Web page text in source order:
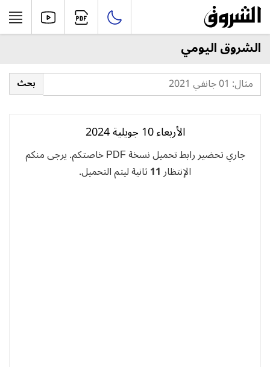
الشروق اليومي
الأربعاء 10 جويلية 2024
جاري تحضير رابط تحميل نسخة PDF خاصتكم. يرجى منكم
الإنتظار11ثانية ليتم التحميل.